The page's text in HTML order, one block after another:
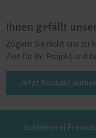
Ihnen gefällt
Zögern Sie nicht uns zu
Zeit für Ihr Projekt und
Jetzt Kontakt
Schreinerei